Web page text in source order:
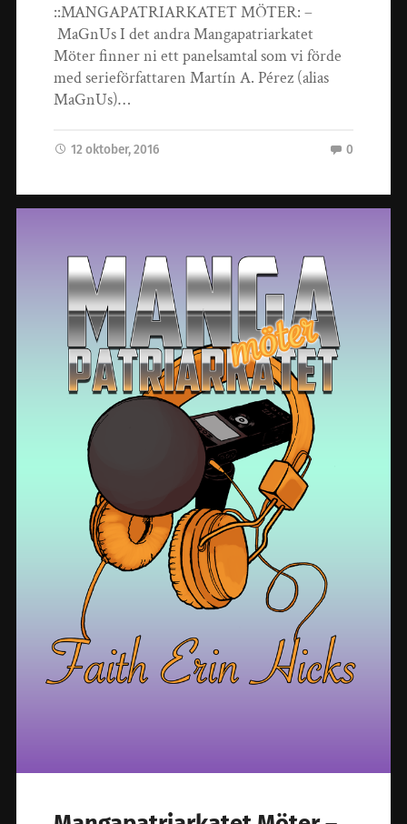
::MANGAPATRIARKATET MÖTER: –
MaGnUs I det andra Mangapatriarkatet
Möter finner ni ett panelsamtal som vi förde
med serieförfattaren Martín A. Pérez (alias
MaGnUs)…
12 oktober, 2016 0